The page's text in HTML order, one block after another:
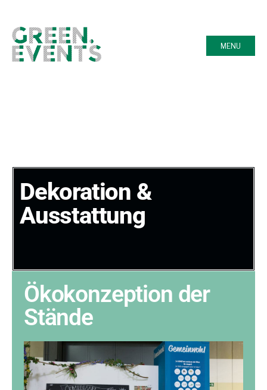
MENU
Dekoration &
Ausstattung
Ökokonzeption der
Stände